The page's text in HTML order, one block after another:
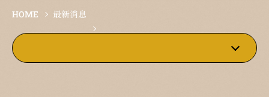
倉庫精選
HOME 最新消息